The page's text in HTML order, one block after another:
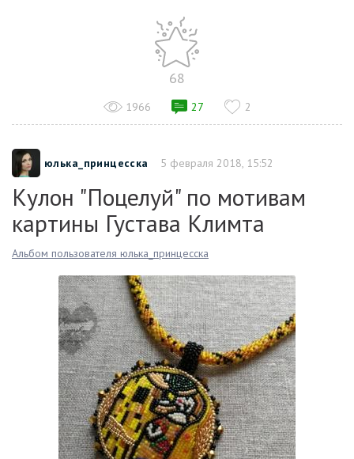
68
1966 27 2
юлька_принцесска 5 февраля 2018, 15:52
Кулон "Поцелуй" по мотивам
картины Густава Климта
Альбом пользователя юлька_принцесска